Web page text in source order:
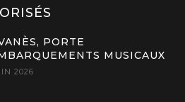
PORTE
MUSICAUX
2026